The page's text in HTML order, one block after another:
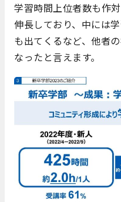
学習時間上位者数も作
伸長しており、中には
も出てくるなど、他者
なったと言えます。